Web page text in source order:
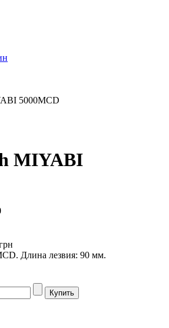
5000MCD
MIYABI
Длина лезвия: 90 мм.